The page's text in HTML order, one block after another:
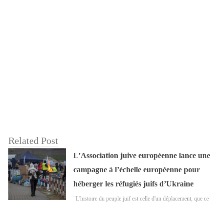
Related Post
L’Association juive européenne lance une
campagne à l’échelle européenne pour
héberger les réfugiés juifs d’Ukraine
"L'histoire du peuple juif est celle d'un déplacement, que ce